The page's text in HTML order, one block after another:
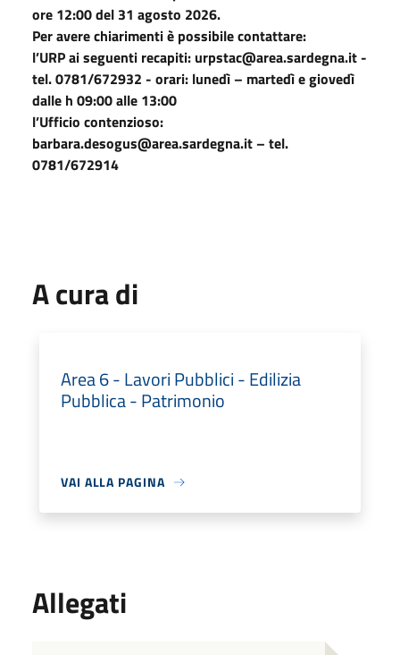
ore 12:00 del 31 agosto 2026.
Per avere chiarimenti è possibile contattare:
l’URP ai seguenti recapiti: urpstac@area.sardegna.it -
tel. 0781/672932 - orari: lunedì – martedì e giovedì
dalle h 09:00 alle 13:00
l’Ufficio contenzioso:
barbara.desogus@area.sardegna.it – tel.
0781/672914
A cura di
Area 6 - Lavori Pubblici - Edilizia
Pubblica - Patrimonio
VAI ALLA PAGINA
Allegati